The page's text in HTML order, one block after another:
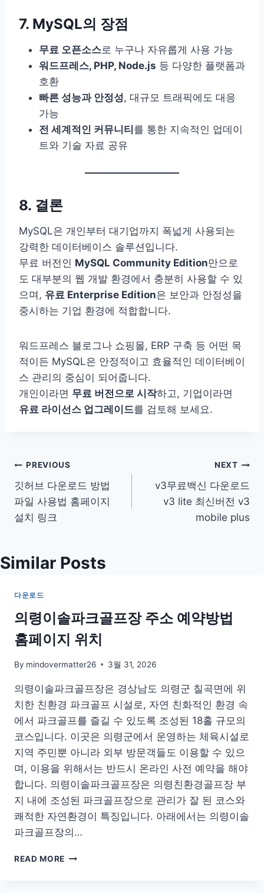
7. MySQL의 장점
무료 오픈소스로 누구나 자유롭게 사용 가능
워드프레스, PHP, Node.js 등 다양한 플랫폼과
호환
빠른 성능과 안정성 , 대규모 트래픽에도 대응
가능
전 세계적인 커뮤니티를 통한 지속적인 업데이
트와 기술 자료 공유
8. 결론
MySQL은 개인부터 대기업까지 폭넓게 사용되는
강력한 데이터베이스 솔루션입니다.
무료 버전인 MySQL Community Edition만으로
도 대부분의 웹 개발 환경에서 충분히 사용할 수 있
으며, 유료 Enterprise Edition은 보안과 안정성을
중시하는 기업 환경에 적합합니다.
워드프레스 블로그나 쇼핑몰, ERP 구축 등 어떤 목
적이든 MySQL은 안정적이고 효율적인 데이터베이
스 관리의 중심이 되어줍니다.
개인이라면 무료 버전으로 시작하고, 기업이라면
유료 라이선스 업그레이드를 검토해 보세요.
글
탐
색
PREVIOUS
깃허브 다운로드 방법
파일 사용법 홈페이지
설치 링크
NEXT
v3무료백신 다운로드
v3 lite 최신버전 v3
mobile plus
Similar Posts
다운로드
의령이솔파크골프장 주소 예약방법
홈페이지 위치
By mindovermatter26 3월 31, 2026
의령이솔파크골프장은 경상남도 의령군 칠곡면에 위
치한 친환경 파크골프 시설로, 자연 친화적인 환경 속
에서 파크골프를 즐길 수 있도록 조성된 18홀 규모의
코스입니다. 이곳은 의령군에서 운영하는 체육시설로
지역 주민뿐 아니라 외부 방문객들도 이용할 수 있으
며, 이용을 위해서는 반드시 온라인 사전 예약을 해야
합니다. 의령이솔파크골프장은 의령친환경골프장 부
지 내에 조성된 파크골프장으로 관리가 잘 된 코스와
쾌적한 자연환경이 특징입니다. 아래에서는 의령이솔
파크골프장의…
READ MORE